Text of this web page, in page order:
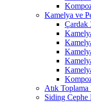
Kamelya ve
Çardak
Atık
Siding Cephe